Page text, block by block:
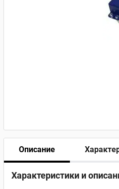
Описание
Характеристики и